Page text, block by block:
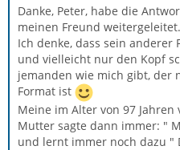
Danke, Peter, habe die
meinen Freund weitergeleitet.
Ich denke, dass sein
und vielleicht nur den Kopf
jemanden wie mich gibt, der
Format ist
Meine im Alter von 97 Jahren
Mutter sagte dann immer: "
und lernt immer noch dazu "